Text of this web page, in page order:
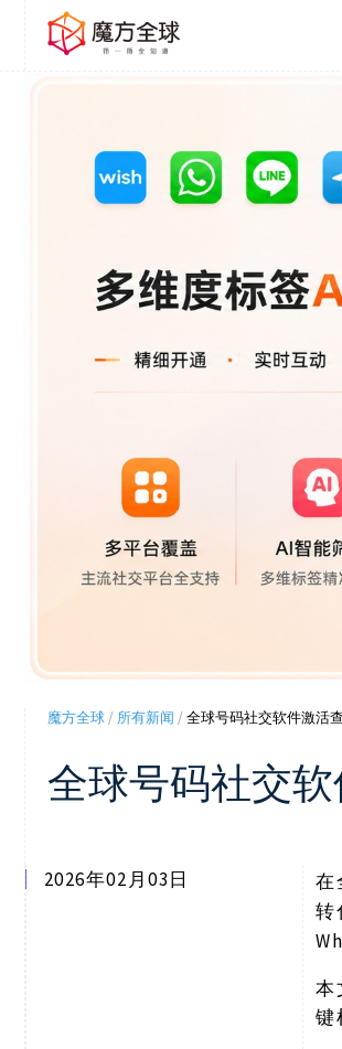
魔方全球 / 所有新闻 /全球号码社交软件激活
全球号码社交
2026年02月03日 在
转
本
键